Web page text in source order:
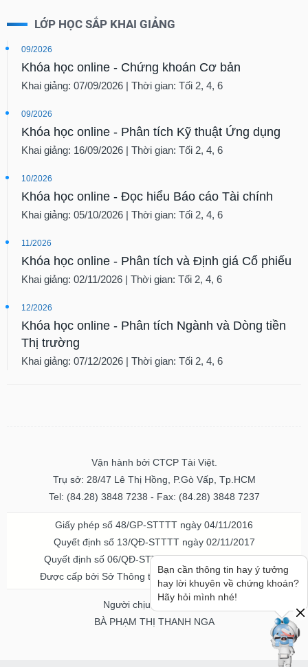
LỚP HỌC SẮP KHAI GIẢNG
09/2026
Khóa học online - Chứng khoán Cơ bản
Khai giảng: 07/09/2026 | Thời gian: Tối 2, 4, 6
09/2026
Khóa học online - Phân tích Kỹ thuật Ứng dụng
Khai giảng: 16/09/2026 | Thời gian: Tối 2, 4, 6
10/2026
Khóa học online - Đọc hiểu Báo cáo Tài chính
Khai giảng: 05/10/2026 | Thời gian: Tối 2, 4, 6
11/2026
Khóa học online - Phân tích và Định giá Cổ phiếu
Khai giảng: 02/11/2026 | Thời gian: Tối 2, 4, 6
12/2026
Khóa học online - Phân tích Ngành và Dòng tiền
Thị trường
Khai giảng: 07/12/2026 | Thời gian: Tối 2, 4, 6
Vận hành bởi CTCP Tài Việt.
Trụ sở: 28/47 Lê Thị Hồng, P.Gò Vấp, Tp.HCM
Tel: (84.28) 3848 7238 - Fax: (84.28) 3848 7237
Giấy phép số 48/GP-STTTT ngày 04/11/2016
Quyết định số 13/QĐ-STTTT ngày 02/11/2017
Quyết định số 06/QĐ-STTTT-ICP ngày 20/07/2023
Được cấp bởi Sở Thông tin và Truyền thông TPHCM
Người chịu trách nhiệm
BÀ PHẠM THỊ THANH NGA
Bạn cần thông tin hay ý tưởng
hay lời khuyên về chứng khoán?
Hãy hỏi mình nhé!